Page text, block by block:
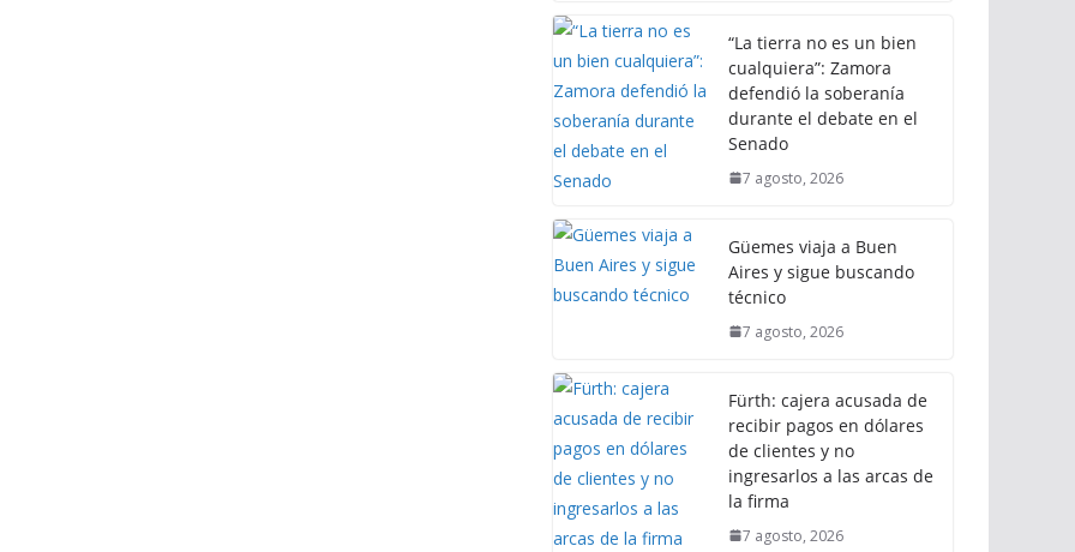
“La tierra no es un bien
cualquiera”: Zamora
defendió la soberanía
durante el debate en el
Senado
7 agosto, 2026
Güemes viaja a Buen
Aires y sigue buscando
técnico
7 agosto, 2026
Fürth: cajera acusada de
recibir pagos en dólares
de clientes y no
ingresarlos a las arcas de
la firma
7 agosto, 2026